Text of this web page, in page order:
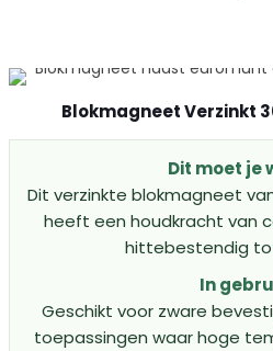
Blokmagneet Verzinkt
Dit moet je
Dit verzinkte blokmagneet
heeft een houdkracht van
hittebestendig tot
In
Geschikt voor zware
toepassingen waar hoge